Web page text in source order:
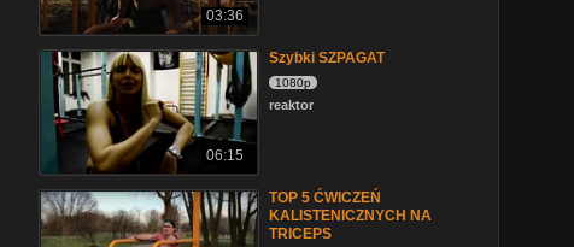
03:36
06:15
Szybki SZPAGAT
1080p
reaktor
TOP 5 ĆWICZEŃ
KALISTENICZNYCH NA
TRICEPS